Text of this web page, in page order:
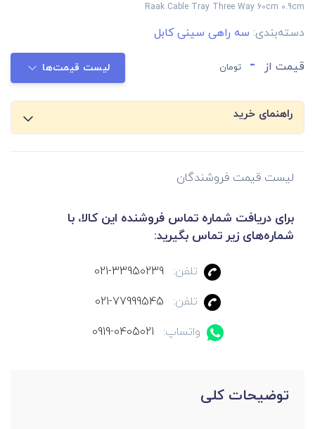
Raak Cable Tray Three Way 60cm 0.9cm
دسته‌بندی: سه راهی سینی کابل
قیمت از - تومان لیست قیمت‌ها
راهنمای خرید
لیست قیمت فروشندگان
برای دریافت شماره تماس فروشنده این کالا، با
شماره‌های زیر تماس بگیرید:
تلفن:
021-33950239
تلفن:
021-77999545
واتساپ:
0919-0405021
توضیحات کلی